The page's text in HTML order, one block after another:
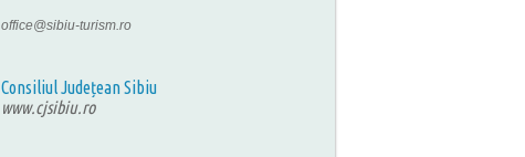
office@sibiu-turism.ro
Consiliul Județean Sibiu
www.cjsibiu.ro